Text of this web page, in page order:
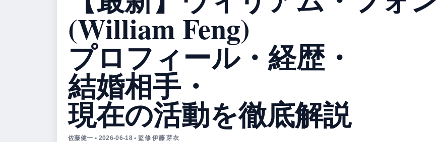
(William Feng)
プロフィール・経歴・
結婚相手・
現在の活動を徹底解説
佐藤健一 • 2026-06-18 • 監修 伊藤 芽衣